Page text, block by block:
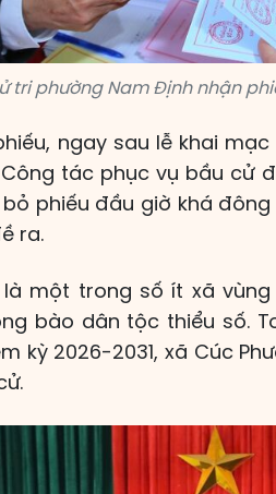
tri phường Nam Định nhận
ngay sau lễ khai
tác phục vụ bầu cử
phiếu đầu giờ khá
ra.
là một trong số ít xã
bào dân tộc thiểu số.
kỳ 2026-2031, xã Cúc